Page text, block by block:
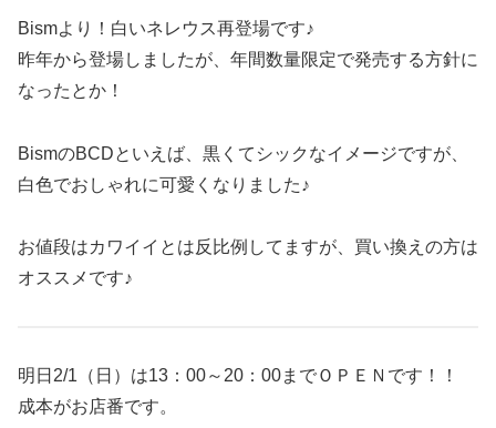
Bismより！白いネレウス再登場です♪
昨年から登場しましたが、年間数量限定で発売する方針に
なったとか！
BismのBCDといえば、黒くてシックなイメージですが、
白色でおしゃれに可愛くなりました♪
お値段はカワイイとは反比例してますが、買い換えの方は
オススメです♪
明日2/1（日）は13：00～20：00までＯＰＥＮです！！
成本がお店番です。